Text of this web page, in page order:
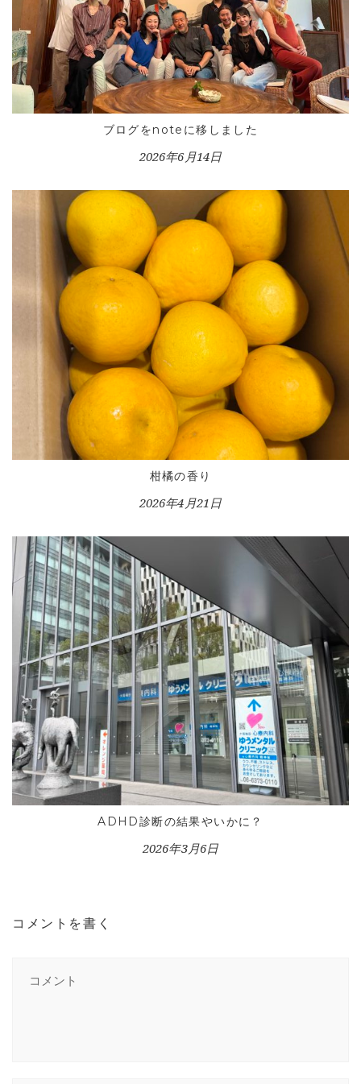
HOME
WORKS
BLOG
LESSON
CONTACT
ブログをnoteに移しました
2026年6月14日
柑橘の香り
2026年4月21日
ADHD診断の結果やいかに？
2026年3月6日
コメントを書く